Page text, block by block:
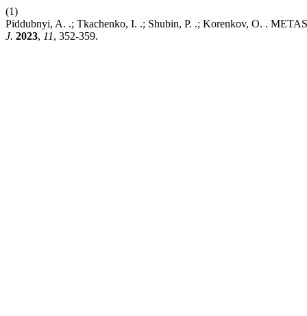
(1)
Piddubnyi, A. .; Tkachenko, I. .; Shubin, P. .; Korenkov, O. .
J. 2023, 11, 352-359.